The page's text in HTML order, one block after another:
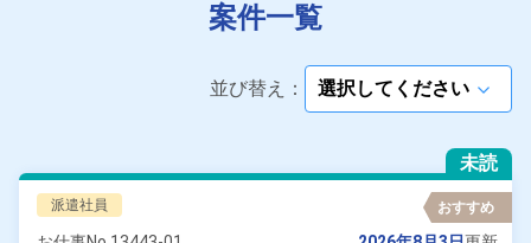
案件一覧
並び替え： arrow_forward_ios
未読
派遣社員 おすすめ